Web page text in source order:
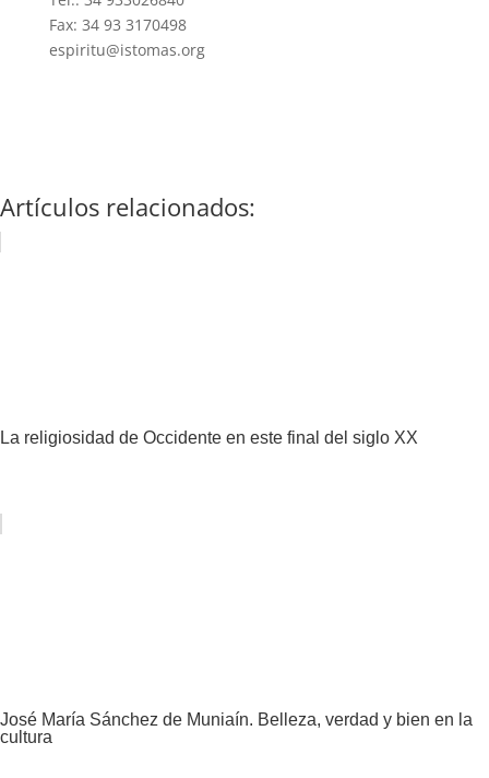
Fax: 34 93 3170498
espiritu@istomas.org
Artículos relacionados:
La religiosidad de Occidente en este final del siglo XX
José María Sánchez de Muniaín. Belleza, verdad y bien en la
cultura